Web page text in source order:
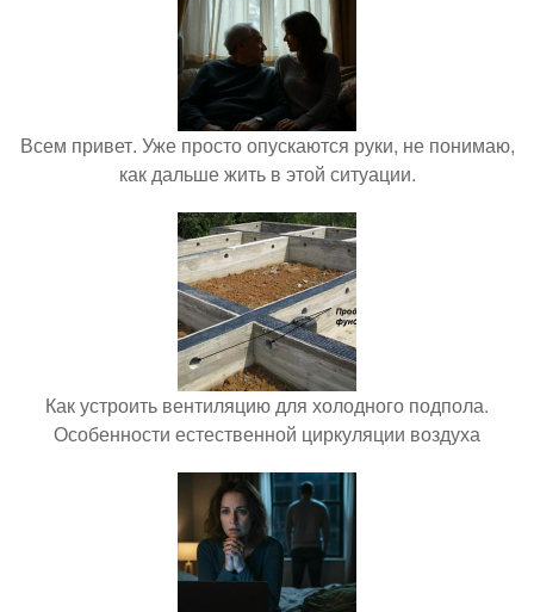
Всем привет. Уже просто опускаются руки, не понимаю,
как дальше жить в этой ситуации.
Как устроить вентиляцию для холодного подпола.
Особенности естественной циркуляции воздуха